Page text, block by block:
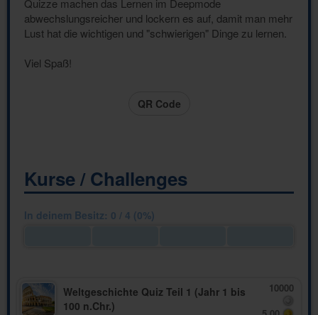
Quizze machen das Lernen im Deepmode
abwechslungsreicher und lockern es auf, damit man mehr
Lust hat die wichtigen und "schwierigen" Dinge zu lernen.
Viel Spaß!
QR Code
Kurse / Challenges
In deinem Besitz: 0 / 4 (0%)
Weltgeschichte Quiz Teil 1 (Jahr 1 bis
100 n.Chr.)
10000